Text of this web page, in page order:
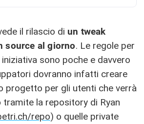
il rilascio di un tweak
source al giorno. Le regole per
sono poche e davvero
dovranno infatti creare
progetto per gli utenti che verrà
la repository di Ryan
repo) o quelle private